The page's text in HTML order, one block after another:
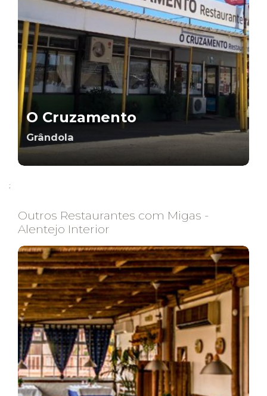
O Cruzamento
Grândola
;
Outros Restaurantes com Migas -
Alentejo Interior